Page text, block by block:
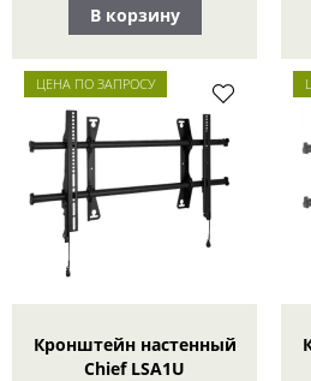
В корзину
ЦЕНА ПО ЗАПРОСУ
Кронштейн настенный
Chief LSA1U